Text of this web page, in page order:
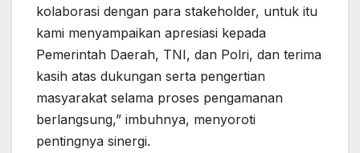
kolaborasi dengan para stakeholder, untuk itu
kami menyampaikan apresiasi kepada
Pemerintah Daerah, TNI, dan Polri, dan terima
kasih atas dukungan serta pengertian
masyarakat selama proses pengamanan
berlangsung,” imbuhnya, menyoroti
pentingnya sinergi.